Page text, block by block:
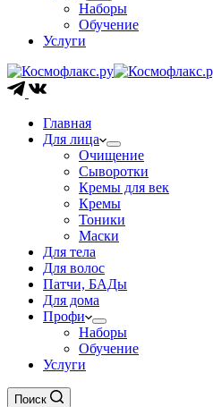
Наборы
Обучение
Услуги
Главная
Для лица
Очищение
Сыворотки
Кремы для век
Кремы
Тоники
Маски
Для тела
Для волос
Патчи, БАДы
Для дома
Профи
Наборы
Обучение
Услуги
Поиск